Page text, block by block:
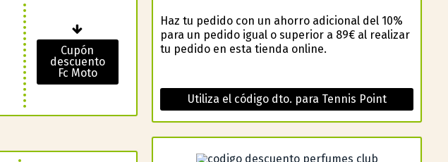
Cupón
descuento
Fc Moto
Haz tu pedido con un ahorro adicional del 10%
para un pedido igual o superior a 89€ al realizar
tu pedido en esta tienda online.
Utiliza el código dto. para Tennis Point